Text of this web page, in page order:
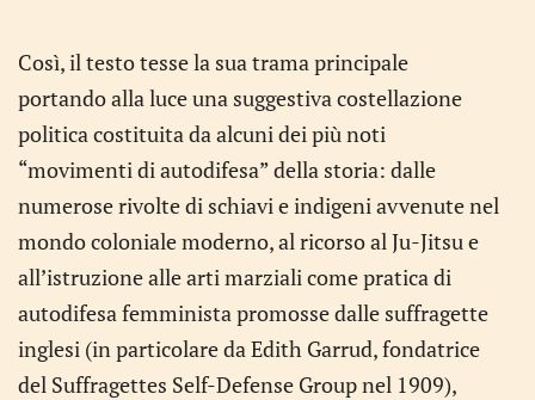
Così, il testo tesse la sua trama principale
portando alla luce una suggestiva costellazione
politica costituita da alcuni dei più noti
“movimenti di autodifesa” della storia: dalle
numerose rivolte di schiavi e indigeni avvenute nel
mondo coloniale moderno, al ricorso al Ju-Jitsu e
all’istruzione alle arti marziali come pratica di
autodifesa femminista promosse dalle suffragette
inglesi (in particolare da Edith Garrud, fondatrice
del Suffragettes Self-Defense Group nel 1909),